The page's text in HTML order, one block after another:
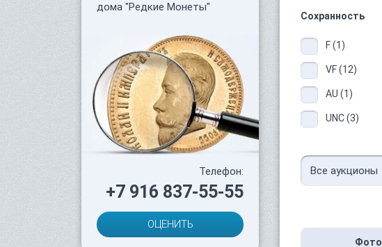
дома "Редкие Монеты"
Телефон:
+7 916 837-55-55
ОЦЕНИТЬ
Сохранность
F (1)
VF (12)
AU (1)
UNC (3)
Фото